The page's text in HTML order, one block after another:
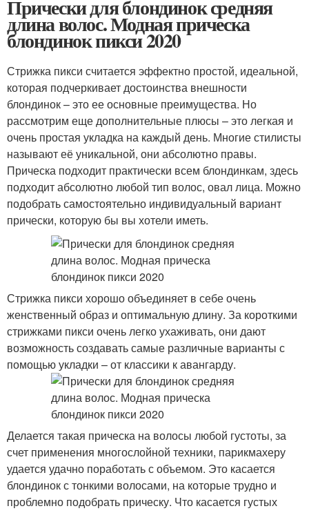
Прически для блондинок средняя
длина волос. Модная прическа
блондинок пикси 2020
Стрижка пикси считается эффектно простой, идеальной,
которая подчеркивает достоинства внешности
блондинок – это ее основные преимущества. Но
рассмотрим еще дополнительные плюсы – это легкая и
очень простая укладка на каждый день. Многие стилисты
называют её уникальной, они абсолютно правы.
Прическа подходит практически всем блондинкам, здесь
подходит абсолютно любой тип волос, овал лица. Можно
подобрать самостоятельно индивидуальный вариант
прически, которую бы вы хотели иметь.
Стрижка пикси хорошо объединяет в себе очень
женственный образ и оптимальную длину. За короткими
стрижками пикси очень легко ухаживать, они дают
возможность создавать самые различные варианты с
помощью укладки – от классики к авангарду.
Делается такая прическа на волосы любой густоты, за
счет применения многослойной техники, парикмахеру
удается удачно поработать с объемом. Это касается
блондинок с тонкими волосами, на которые трудно и
проблемно подобрать прическу. Что касается густых